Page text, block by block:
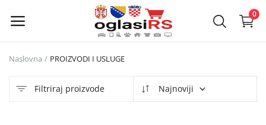
0
oglas
Naslovna PROIZVODI I USLUGE
Filtriraj proizvode Najnoviji